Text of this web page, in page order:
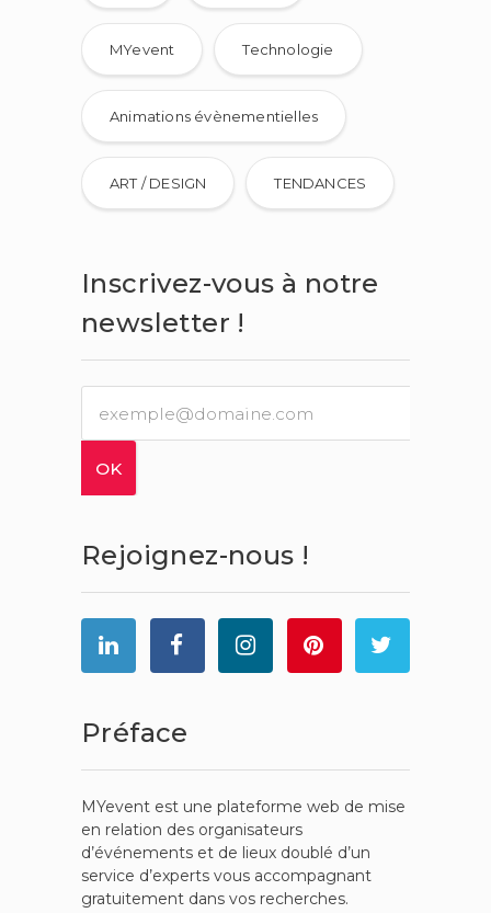
MYevent Technologie
Animations évènementielles
ART / DESIGN TENDANCES
Inscrivez-vous à notre
newsletter !
Rejoignez-nous !
Préface
MYevent est une plateforme web de mise
en relation des organisateurs
d’événements et de lieux doublé d’un
service d’experts vous accompagnant
gratuitement dans vos recherches.